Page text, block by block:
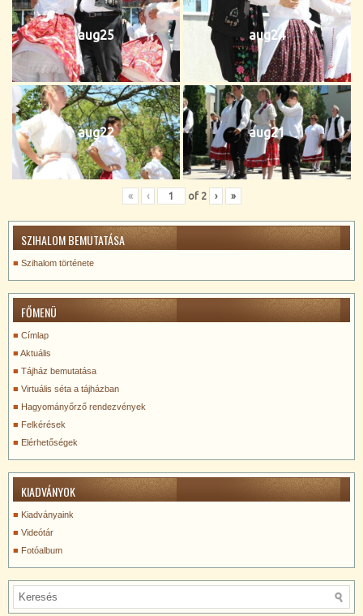
aug25 aug24
aug22 aug21
« ‹ of 2 › »
SZIHALOM BEMUTATÁSA
Szihalom története
FŐMENÜ
Címlap
Aktuális
Tájház bemutatása
Virtuális séta a tájházban
Hagyományőrző rendezvények
Felkérések
Elérhetőségek
KIADVÁNYOK
Kiadványaink
Videótár
Fotóalbum